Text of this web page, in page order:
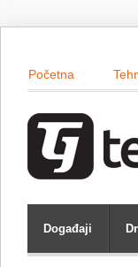
Početna
Događaji